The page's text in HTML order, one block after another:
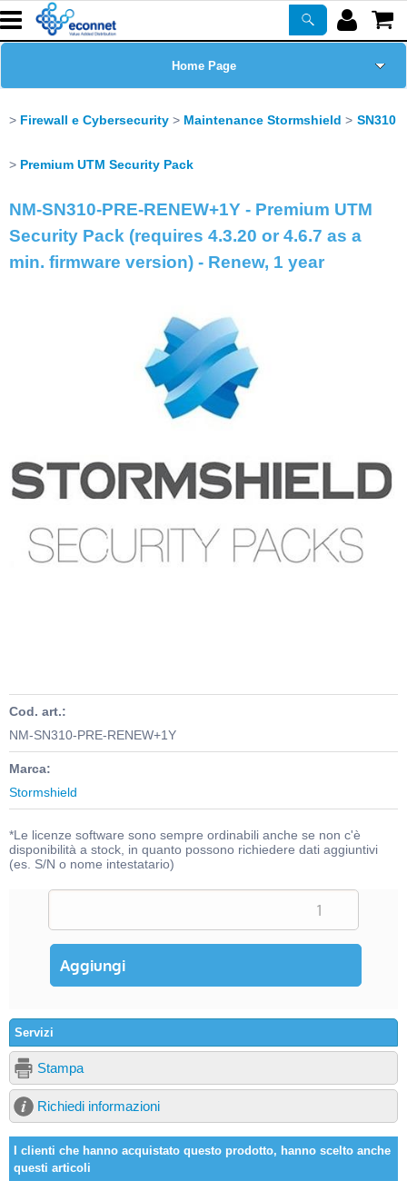
Home Page
Prodotti
Corsi
ASSISTENZA
Newsletter
PROMO ATTIVE
Firewall e Cybersecurity Maintenance Stormshield SN310
Premium UTM Security Pack
NM-SN310-PRE-RENEW+1Y - Premium UTM
Security Pack (requires 4.3.20 or 4.6.7 as a
min. firmware version) - Renew, 1 year
Cod. art.:
NM-SN310-PRE-RENEW+1Y
Marca:
Stormshield
*Le licenze software sono sempre ordinabili anche se non c'è
disponibilità a stock, in quanto possono richiedere dati aggiuntivi
(es. S/N o nome intestatario)
Servizi
Stampa
Richiedi informazioni
I clienti che hanno acquistato questo prodotto, hanno scelto anche
questi articoli